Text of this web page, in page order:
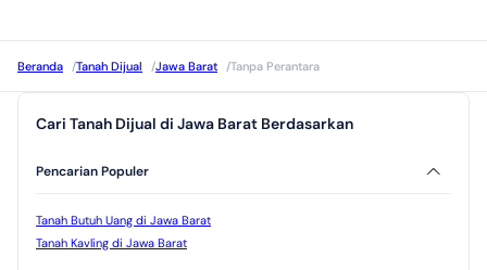
Beranda /Tanah Dijual /Jawa Barat /Tanpa Perantara
Cari Tanah Dijual di Jawa Barat Berdasarkan
Pencarian Populer
Tanah Butuh Uang di Jawa Barat
Tanah Kavling di Jawa Barat